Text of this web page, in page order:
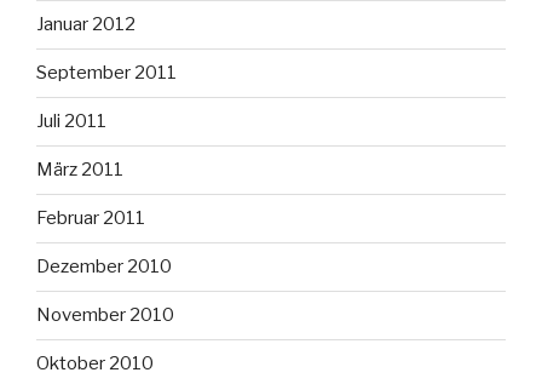
Januar 2012
September 2011
Juli 2011
März 2011
Februar 2011
Dezember 2010
November 2010
Oktober 2010